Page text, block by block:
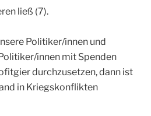
ließ (7).
Politiker/innen und
innen mit Spenden
durchzusetzen, dann ist
in Kriegskonflikten